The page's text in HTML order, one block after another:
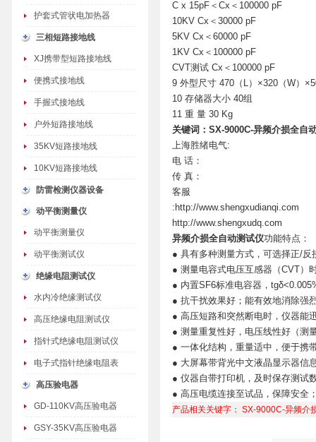
护套式管状电加热器
三相短路接地线
XJ携带型短路接地线
便携式接地线
手握式接地线
户外短路接地线
35KV短路接地线
10KV短路接地线
防雷检测仪器设备
动平衡测量仪
动平衡测量仪
动平衡测试仪
绝缘电阻测试仪
水内冷绝缘测试仪
高压绝缘电阻测试仪
指针式绝缘电阻测试仪
电子式指针绝缘电阻表
高压验电器
GD-110KV高压验电器
GSY-35KV高压验电器
C x 15pF＜Cx＜100000 pF
10KV Cx＜30000 pF
5KV Cx＜60000 pF
1KV Cx＜100000 pF
CVT测试 Cx＜100000 pF
9 外型尺寸 470（L）×320（W）
10 存储器大小 40组
11 重 量 30 Kg
关键词： SX-9000C-异频介损全自
上海胜绪电气:
电 话：
传 真：
客服
:http://www.shengxudianqi.com
http://www.shengxudq.com
异频介损全自动测试仪功能特点：
● 具有多种测量方式，可选择正/
● 测量电容式电压互感器（CVT）
● 内置SF6标准电容器，
● 抗干扰效果好；能有效地消除强
● 高压短路和突然断电时，仪器能
● 测量重复性好，电压线性好（测
● 一体化结构，重量适中，便于携
● 大屏幕带背光中文液晶显示器信
● 仪器自带打印机，及时保存测试
● 高压电缆连接至试品，保障安全
产品相关关键字： SX-9000C-异频介